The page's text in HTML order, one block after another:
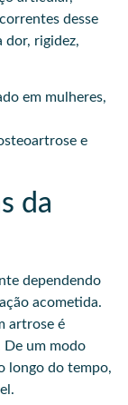
desse
dor, rigidez,
em mulheres,
e
da
dependendo
acometida.
artrose é
De um modo
longo do tempo,